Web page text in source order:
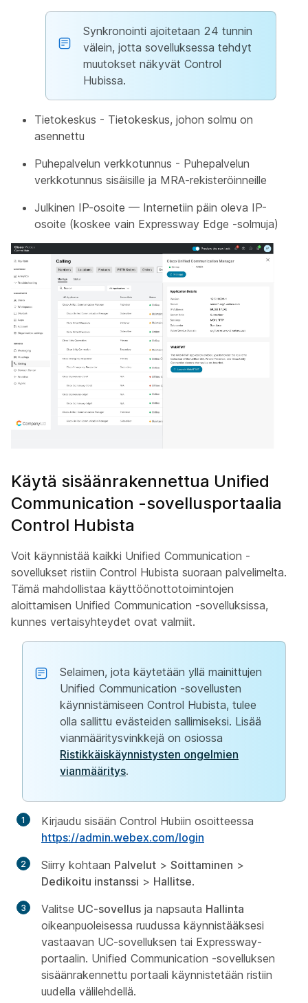
Synkronointi ajoitetaan 24 tunnin
välein, jotta sovelluksessa tehdyt
muutokset näkyvät Control
Hubissa.
Tietokeskus - Tietokeskus, johon solmu on
asennettu
Puhepalvelun verkkotunnus - Puhepalvelun
verkkotunnus sisäisille ja MRA-rekisteröinneille
Julkinen IP-osoite — Internetiin päin oleva IP-
osoite (koskee vain Expressway Edge -solmuja)
Käytä sisäänrakennettua Unified
Communication -sovellusportaalia
Control Hubista
Voit käynnistää kaikki Unified Communication -
sovellukset ristiin Control Hubista suoraan palvelimelta.
Tämä mahdollistaa käyttöönottotoimintojen
aloittamisen Unified Communication -sovelluksissa,
kunnes vertaisyhteydet ovat valmiit.
Selaimen, jota käytetään yllä mainittujen
Unified Communication -sovellusten
käynnistämiseen Control Hubista, tulee
olla sallittu evästeiden sallimiseksi. Lisää
vianmääritysvinkkejä on osiossa
Ristikkäiskäynnistysten ongelmien
vianmääritys.
Kirjaudu sisään Control Hubiin osoitteessa
https://admin.webex.com/login
Siirry kohtaan Palvelut > Soittaminen >
Dedikoitu instanssi > Hallitse.
Valitse UC-sovellus ja napsauta Hallinta
oikeanpuoleisessa ruudussa käynnistääksesi
vastaavan UC-sovelluksen tai Expressway-
portaalin. Unified Communication -sovelluksen
sisäänrakennettu portaali käynnistetään ristiin
uudella välilehdellä.